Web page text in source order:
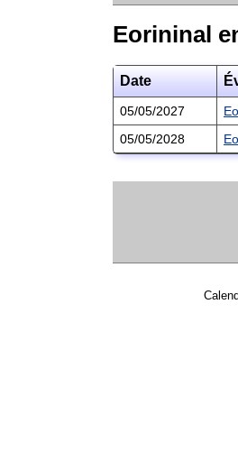
Eorininal
Date
05/05/2027
05/05/2028